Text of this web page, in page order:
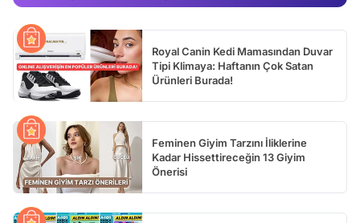
Royal Canin Kedi Mamasından Duvar
Tipi Klimaya: Haftanın Çok Satan
Ürünleri Burada!
Feminen Giyim Tarzını İliklerine
Kadar Hissettireceğin 13 Giyim
Önerisi